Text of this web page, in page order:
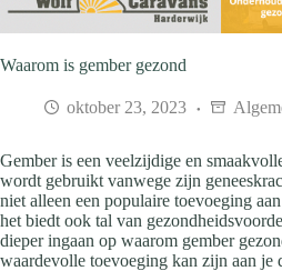
Waarom is gember gezond
oktober 23, 2023
Gember is een veelzijdige en
wordt gebruikt vanwege zijn
niet alleen een populaire toevoeging
het biedt ook tal van
dieper ingaan op waarom gember
waardevolle toevoeging kan zijn aan je